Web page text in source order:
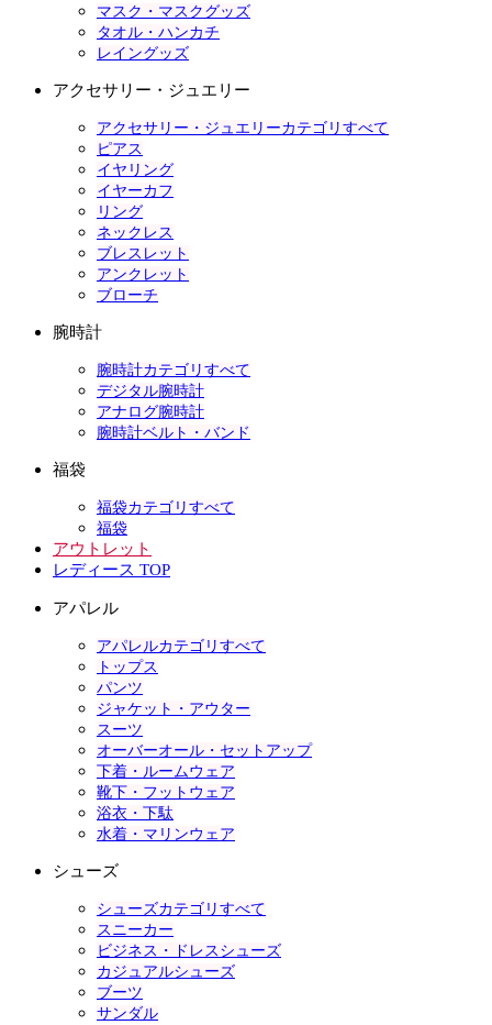
マスク・マスクグッズ
タオル・ハンカチ
レイングッズ
アクセサリー・ジュエリー
アクセサリー・ジュエリーカテゴリすべて
ピアス
イヤリング
イヤーカフ
リング
ネックレス
ブレスレット
アンクレット
ブローチ
腕時計
腕時計カテゴリすべて
デジタル腕時計
アナログ腕時計
腕時計ベルト・バンド
福袋
福袋カテゴリすべて
福袋
アウトレット
レディース TOP
アパレル
アパレルカテゴリすべて
トップス
パンツ
ジャケット・アウター
スーツ
オーバーオール・セットアップ
下着・ルームウェア
靴下・フットウェア
浴衣・下駄
水着・マリンウェア
シューズ
シューズカテゴリすべて
スニーカー
ビジネス・ドレスシューズ
カジュアルシューズ
ブーツ
サンダル